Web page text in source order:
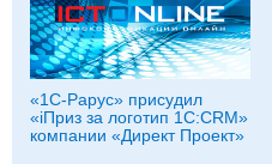
«1С-Рарус» присудил
«iПриз за логотип 1C:CRM»
компании «Директ Проект»